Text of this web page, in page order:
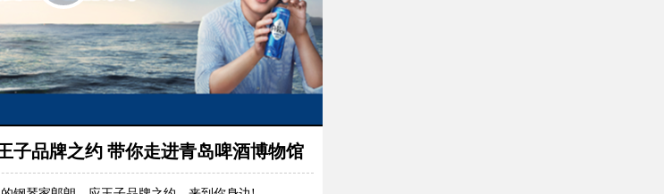
Play
Video
子品牌之约 带你走进青岛啤酒博物馆